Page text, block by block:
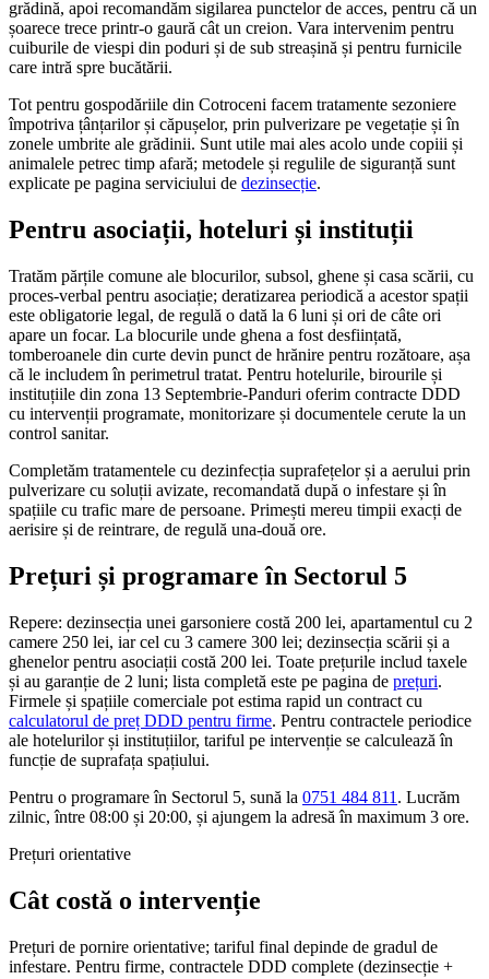
grădină, apoi recomandăm sigilarea punctelor de acces, pentru că un
șoarece trece printr-o gaură cât un creion. Vara intervenim pentru
cuiburile de viespi din poduri și de sub streașină și pentru furnicile
care intră spre bucătării.
Tot pentru gospodăriile din Cotroceni facem tratamente sezoniere
împotriva țânțarilor și căpușelor, prin pulverizare pe vegetație și în
zonele umbrite ale grădinii. Sunt utile mai ales acolo unde copiii și
animalele petrec timp afară; metodele și regulile de siguranță sunt
explicate pe pagina serviciului de dezinsecție.
Pentru asociații, hoteluri și instituții
Tratăm părțile comune ale blocurilor, subsol, ghene și casa scării, cu
proces-verbal pentru asociație; deratizarea periodică a acestor spații
este obligatorie legal, de regulă o dată la 6 luni și ori de câte ori
apare un focar. La blocurile unde ghena a fost desființată,
tomberoanele din curte devin punct de hrănire pentru rozătoare, așa
că le includem în perimetrul tratat. Pentru hotelurile, birourile și
instituțiile din zona 13 Septembrie-Panduri oferim contracte DDD
cu intervenții programate, monitorizare și documentele cerute la un
control sanitar.
Completăm tratamentele cu dezinfecția suprafețelor și a aerului prin
pulverizare cu soluții avizate, recomandată după o infestare și în
spațiile cu trafic mare de persoane. Primești mereu timpii exacți de
aerisire și de reintrare, de regulă una-două ore.
Prețuri și programare în Sectorul 5
Repere: dezinsecția unei garsoniere costă 200 lei, apartamentul cu 2
camere 250 lei, iar cel cu 3 camere 300 lei; dezinsecția scării și a
ghenelor pentru asociații costă 200 lei. Toate prețurile includ taxele
și au garanție de 2 luni; lista completă este pe pagina de prețuri.
Firmele și spațiile comerciale pot estima rapid un contract cu
calculatorul de preț DDD pentru firme. Pentru contractele periodice
ale hotelurilor și instituțiilor, tariful pe intervenție se calculează în
funcție de suprafața spațiului.
Pentru o programare în Sectorul 5, sună la 0751 484 811 . Lucrăm
zilnic, între 08:00 și 20:00, și ajungem la adresă în maximum 3 ore.
Prețuri orientative
Cât costă o intervenție
Prețuri de pornire orientative; tariful final depinde de gradul de
infestare. Pentru firme, contractele DDD complete (dezinsecție +